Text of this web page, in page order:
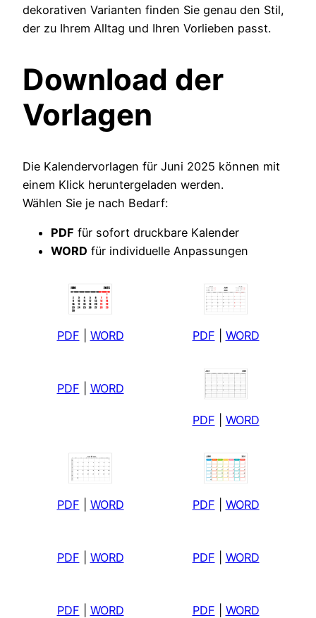
dekorativen Varianten finden Sie genau den Stil,
der zu Ihrem Alltag und Ihren Vorlieben passt.
Download der
Vorlagen
Die Kalendervorlagen für Juni 2025 können mit
einem Klick heruntergeladen werden.
Wählen Sie je nach Bedarf:
PDF für sofort druckbare Kalender
WORD für individuelle Anpassungen
PDF WORD PDF WORD
PDF WORD
PDF WORD
PDF WORD PDF WORD
PDF WORD PDF WORD
PDF WORD PDF WORD